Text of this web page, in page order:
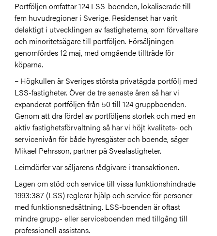
Portföljen omfattar 124 LSS-boenden, lokaliserade till
fem huvudregioner i Sverige. Residenset har varit
delaktigt i utvecklingen av fastigheterna, som förvaltare
och minoritetsägare till portföljen. Försäljningen
genomfördes 12 maj, med omgående tillträde för
köparna.
– Högkullen är Sveriges största privatägda portfölj med
LSS-fastigheter. Över de tre senaste åren så har vi
expanderat portföljen från 50 till 124 gruppboenden.
Genom att dra fördel av portföljens storlek och med en
aktiv fastighetsförvaltning så har vi höjt kvalitets- och
servicenivån för både hyresgäster och boende, säger
Mikael Pehrsson, partner på Sveafastigheter.
Leimdörfer var säljarens rådgivare i transaktionen.
Lagen om stöd och service till vissa funktionshindrade
1993:387 (LSS) reglerar hjälp och service för personer
med funktionsnedsättning. LSS-boenden är oftast
mindre grupp- eller serviceboenden med tillgång till
professionell assistans.